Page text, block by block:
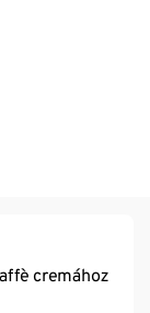
cremához